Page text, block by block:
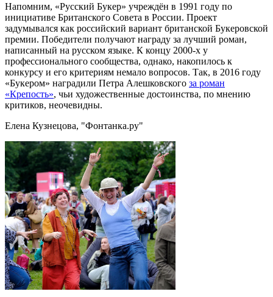
Напомним, «Русский Букер» учреждён в 1991 году по
инициативе Британского Совета в России. Проект
задумывался как российский вариант британской Букеровской
премии. Победители получают награду за лучший роман,
написанный на русском языке. К концу 2000-х у
профессионального сообщества, однако, накопилось к
конкурсу и его критериям немало вопросов. Так, в 2016 году
«Букером» наградили Петра Алешковского за роман
«Крепость», чьи художественные достоинства, по мнению
критиков, неочевидны.
Елена Кузнецова, "Фонтанка.ру"